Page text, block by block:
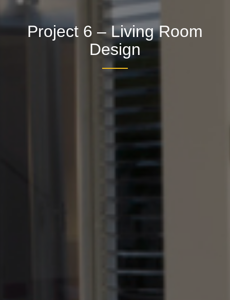
Project 6 – Living Room
Design